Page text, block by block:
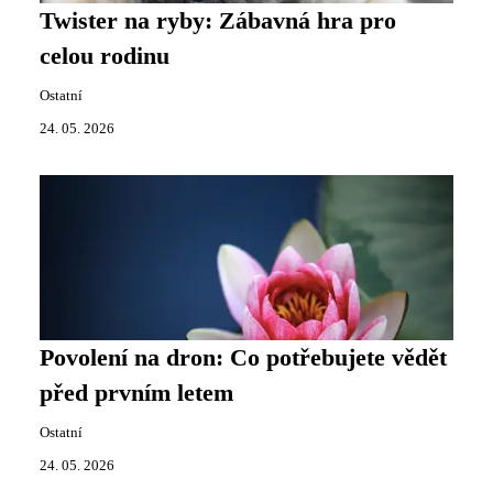
Twister na ryby: Zábavná hra pro
celou rodinu
Ostatní
24. 05. 2026
Povolení na dron: Co potřebujete vědět
před prvním letem
Ostatní
24. 05. 2026